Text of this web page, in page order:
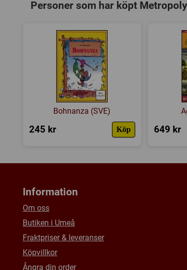
Personer som har köpt
Bohnanza (SVE)
245 kr Köp 649 kr
Information
Om oss
Butiken i Umeå
Fraktpriser & leveranser
Köpvillkor
Ångra din order